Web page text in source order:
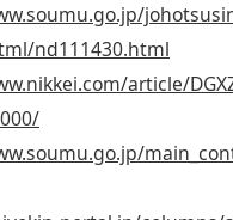
nd111430.html
article/